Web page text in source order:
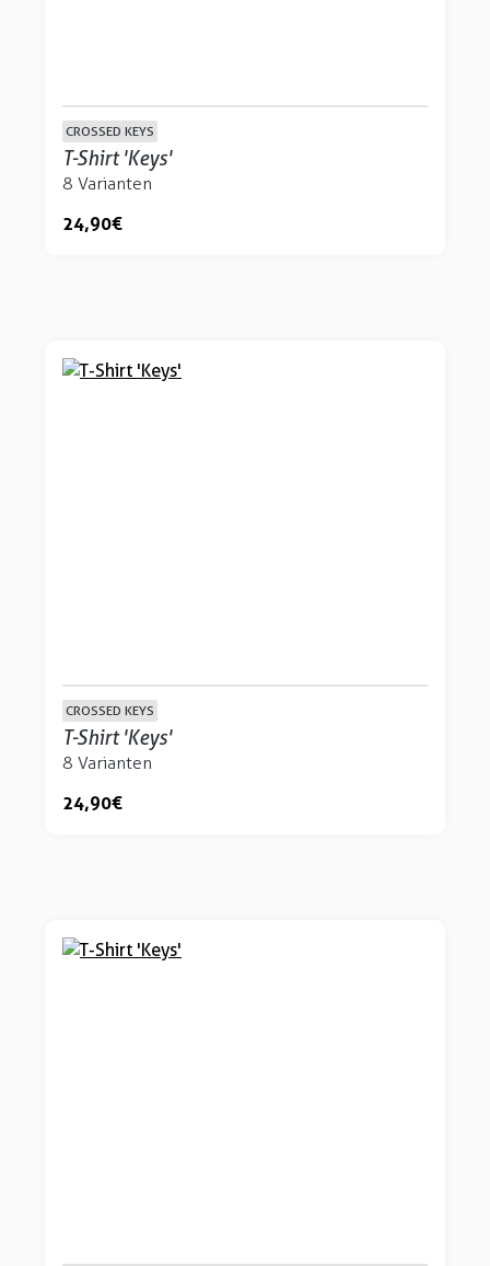
CROSSED KEYS
T-Shirt 'Keys'
8 Varianten
24,90 €
CROSSED KEYS
T-Shirt 'Keys'
8 Varianten
24,90 €